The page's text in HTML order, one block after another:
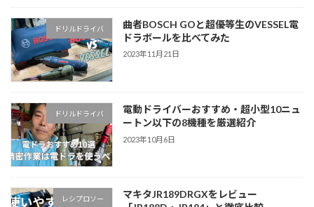
ドリルドライバ
曲者BOSCH GOと超優等生のVESSEL電
ドラボールを比べてみた
2023年11月21日
ドリルドライバ
電動ドライバーおすすめ・超小型10ニュ
ートン以下の8機種を厳選紹介
2023年10月6日
レシプロソー
マキタJR189DRGXをレビュー